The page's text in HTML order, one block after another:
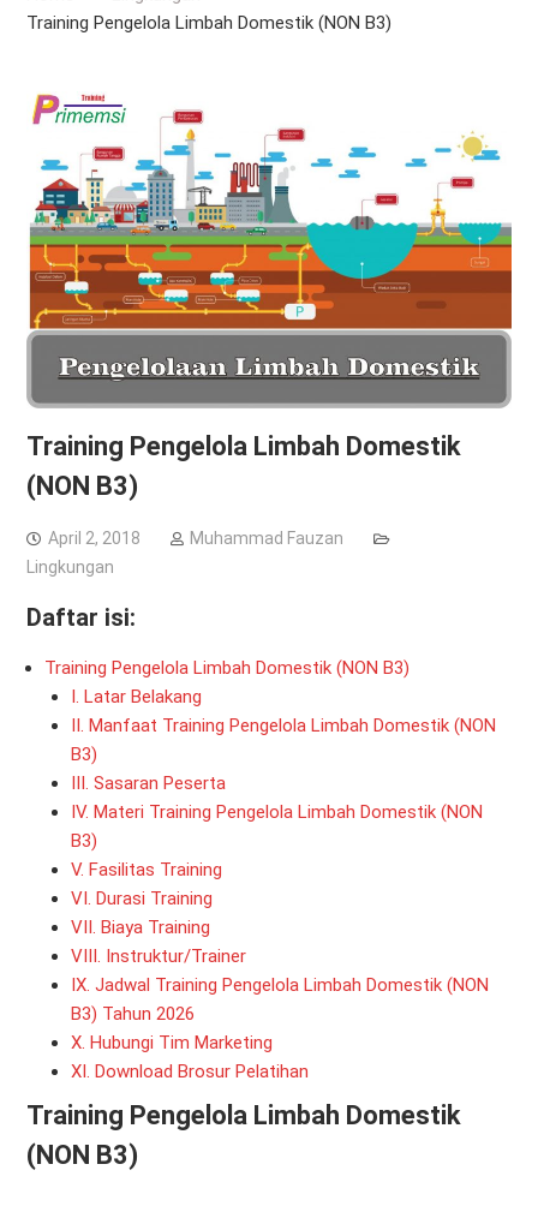
Training Pengelola Limbah Domestik (NON B3)
Training Pengelola Limbah Domestik
(NON B3)
April 2, 2018
Muhammad Fauzan
Lingkungan
Daftar isi:
Training Pengelola Limbah Domestik (NON B3)
I. Latar Belakang
II. Manfaat Training Pengelola Limbah Domestik (NON
B3)
III. Sasaran Peserta
IV. Materi Training Pengelola Limbah Domestik (NON
B3)
V. Fasilitas Training
VI. Durasi Training
VII. Biaya Training
VIII. Instruktur/Trainer
IX. Jadwal Training Pengelola Limbah Domestik (NON
B3) Tahun 2026
X. Hubungi Tim Marketing
XI. Download Brosur Pelatihan
Training Pengelola Limbah Domestik
(NON B3)